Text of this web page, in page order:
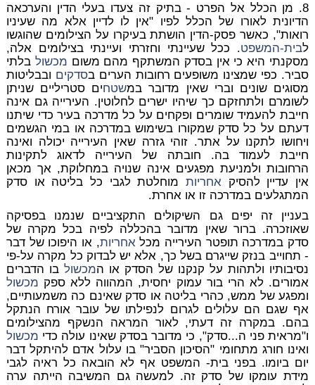
8. מן הכלל אל הפרט - בתיק זה צעדו בעלי הדין והערכאה
הדיונית לאורו של הכלל לפיו "אין לו לדיין אלא מה שעיניו
רואות", כאשר פסק-הדין הושתת בעיקרו על הצילומים שהוגשו
לבית-המשפט. ככל שעיינתי וחזרתי ועיינתי בצילומים אלה,
מסקנתי היא כי אין בסדק המשתקף מהם משום מכשול בלתי
סביר. כפי שמצינו משופעים רחובות הערים בסדקים ובבליטות
מסוגים שונים וברי שאין מדובר במשטחים סטריליים שניתן
לשומרם ולתחזקם כך שיהיו ישרים לחלוטין. העירייה גם אינה
חייבת להעמיד שומרים ופקחים על כל מדרכה בעיר כדי שיתנו
דעתם על כל סדק שמקורו בשימוש במדרכה או במי הגשמים
ויחושו לתקנו על אתר. זוהי גזרה שאין העירייה יכולה ואינה
חייבת לעמוד בה. חובתה של העירייה לדאוג לתקינות
הרחובות ולמניעת מפגעים אינה שנויה במחלוקת, אך מכאן
אין עדיין להסיק אחריותמוחלטת לגבי כל בליטה או סדק
המתגלעים במדרכה זו או אחרת.
בעניין זה יפים גם השיקולים התקציביים שנמנו בפסיקה
שאוזכרה. ברור שאין מדובר בהכללה לפיה בכל מקרה של
סדק במדרכה תופטר העירייה מכל אחריות, או היפוכו של דבר
- תחוייב בנזק שייגרם בשל כך, אלא יש לבדוק כל מקרה על-פי
נסיבותיו ולתהות על קנקנו של הסדק או המכשול בו הדברים
אמורים. לא הרי בור עמוק יחסית, המהווה ללא ספק מכשול
ומפגע של ממש, כהרי בליטה או סדק שאינם כה משמעותיים,
אף שגם הם עלולים לגרום לנפילתו של עובר אורח הנתקל
בהם. במקרה זה דעתי, לאור המראה הנשקף מהצילומים
ו"מראית פני ה...סדק", כי מדובר בסדק שאינו עולה כדי מכשול
ואינו חורג מתחומי "הסיכון הסביר" בו עלול אדם להיתקל דבר
יום ביומו. בפני בית- המשפט אף לא הובאה כל ראיה לגבי
מידת עומקו של סדק זה. למעשה גם המשיבה הייתה ערה